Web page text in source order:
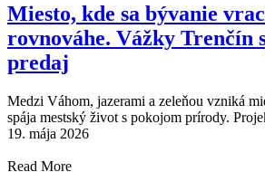
Miesto, kde sa bývanie
rovnováhe. Vážky Trenčín
predaj
Medzi Váhom, jazerami a zeleňou vzniká
spája mestský život s pokojom prírody.
19. mája 2026
Read More